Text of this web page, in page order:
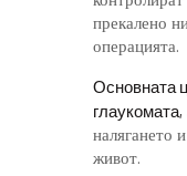
прекалено
операцията.
Основната
глаукомата,
налягането
живот.